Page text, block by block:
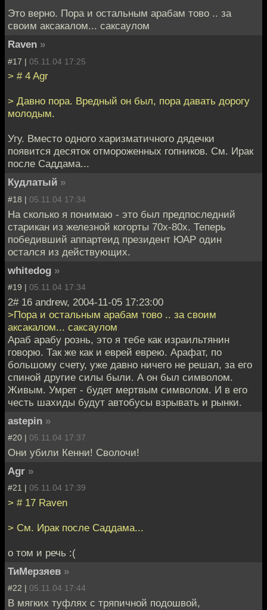
Это верно. Пора и остальным арабам тово .. за
своим аксакалом... саксаулом
Raven »
#17 | 05.11.04 17:25
> # 4 Agr
> Дaвно поpa. Вредный он был, пора давать дорогу
молодым.
Угу. Вместо одного харизматичного дядечки
появится десяток отмороженных гопников. См. Ирак
после Саддама...
Кудлатый »
#18 | 05.11.04 17:34
На сколько я понимаю - это был предпоследний
старикан из железной когорты 70х-80х. Теперь
победивший аппартеид президент ЮАР один
остался из действующих.
whitedog »
#19 | 05.11.04 17:34
2# 16 andrew, 2004-11-05 17:23:00
>Пора и остальным арабам тово .. за своим
аксакалом... саксаулом
Араб арабу рознь, это я тебе как израильтянин
говорю. Так же как и еврей еврею. Арафат, по
большому счету, уже давно ничего не решал, за его
спиной другие силы были. А он был символом.
Живым. Умрет - будет мертвым символом. И в его
честь шахиды будут автобусы взрывать и рынки.
astepin »
#20 | 05.11.04 17:37
Они убили Кенни! Сволочи!
Agr »
#21 | 05.11.04 17:39
> # 17 Raven
> См. Ирак после Саддама...
о том и речь :(
ТиМерзяев »
#22 | 05.11.04 17:44
В мягких туфлях с тряпичной подошвой,